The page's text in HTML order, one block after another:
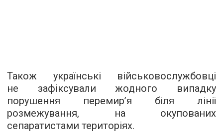
Також українські військовослужбовці
не зафіксували жодного випадку
порушення перемир’я біля лінії
розмежування, на окупованих
сепаратистами територіях.